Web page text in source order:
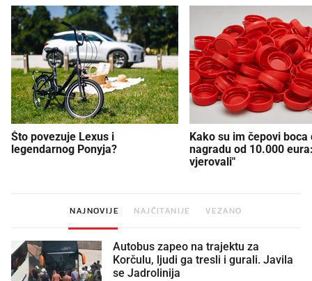
Što povezuje Lexus i
legendarnog Ponyja?
Kako su im čepovi boca
nagradu od 10.000
vjerovali"
NAJNOVIJE NAJČITANIJE VEZANO
Autobus zapeo na trajektu za
Korčulu, ljudi ga tresli i gurali. Javila
se Jadrolinija